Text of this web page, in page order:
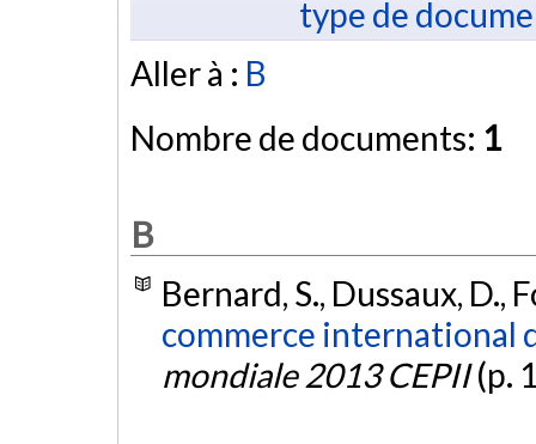
type de
Aller à : B
Nombre de documents: 1
B
Bernard, S., Dussaux, D.,
commerce international
mondiale 2013 CEPII(p.